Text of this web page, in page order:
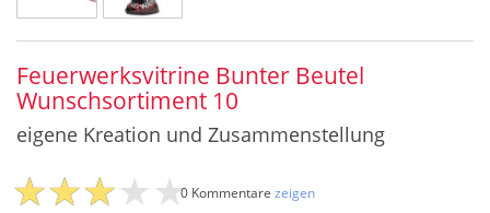
Feuerwerksvitrine Bunter Beutel
Wunschsortiment 10
eigene Kreation und Zusammenstellung
0 Kommentare zeigen